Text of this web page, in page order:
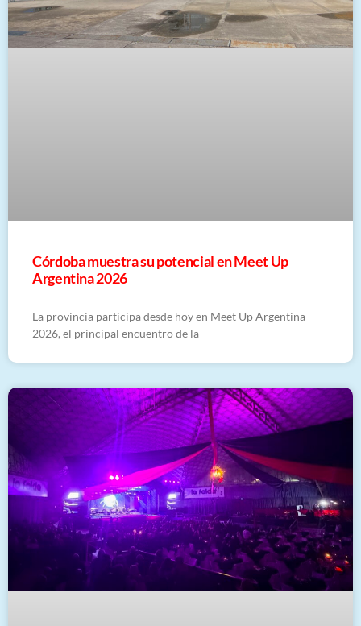
Córdoba muestra su potencial en Meet Up
Argentina 2026
La provincia participa desde hoy en Meet Up Argentina
2026, el principal encuentro de la